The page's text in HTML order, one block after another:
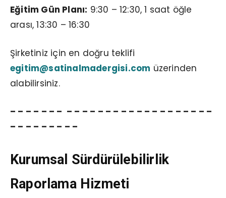
Eğitim Gün Planı: 9:30 – 12:30, 1 saat öğle
arası, 13:30 – 16:30
Şirketiniz için en doğru teklifi
egitim@satinalmadergisi.com üzerinden
alabilirsiniz.
– – – – – – – – – – – – – – – – – – – – – – – – – –
– – – – – – – – –
Kurumsal Sürdürülebilirlik
Raporlama Hizmeti